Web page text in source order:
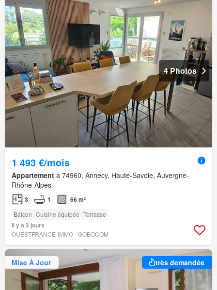
4 Photos
1 493 €/mois
Appartement à 74960, Annecy, Haute-Savoie, Auvergne-
Rhône-Alpes
3 1 66 m²
Balcon Cuisine équipée Terrasse
Il y a 3 jours
OUESTFRANCE-IMMO - GOBOCOM
Mise À Jour très demandée